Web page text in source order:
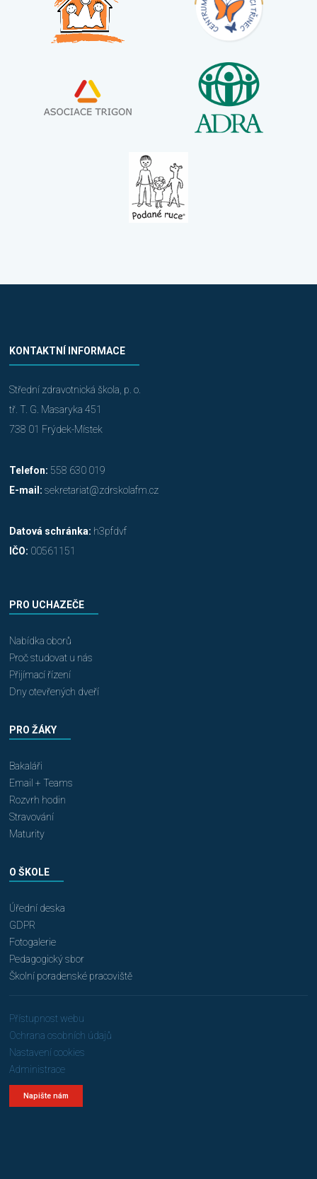
KONTAKTNÍ INFORMACE
Střední zdravotnická škola, p. o.
tř. T. G. Masaryka 451
738 01 Frýdek-Místek
Telefon: 558 630 019
E-mail: sekretariat@zdrskolafm.cz
Datová schránka: h3pfdvf
IČO: 00561151
PRO UCHAZEČE
Nabídka oborů
Proč studovat u nás
Přijímací řízení
Dny otevřených dveří
PRO ŽÁKY
Bakaláři
Email + Teams
Rozvrh hodin
Stravování
Maturity
O ŠKOLE
Úřední deska
GDPR
Fotogalerie
Pedagogický sbor
Školní poradenské pracoviště
Přístupnost webu
Ochrana osobních údajů
Nastavení cookies
Administrace
Napište nám